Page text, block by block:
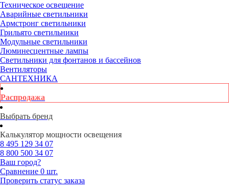
Техническое освещение
Аварийные светильники
Армстронг светильники
Грильято светильники
Модульные светильники
Люминесцентные лампы
Светильники для фонтанов и бассейнов
Вентиляторы
САНТЕХНИКА
Распродажа
Выбрать бренд
Калькулятор мощности освещения
8 495 129 34 07
8 800 500 34 07
Ваш город?
Сравнение 0 шт.
Проверить статус заказа